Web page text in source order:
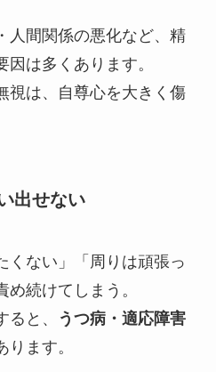
人間関係の悪化など、精
は多くあります。
視は、自尊心を大きく傷
出せない
くない」「周りは頑張っ
続けてしまう。
と、
うつ病・適応障害
ます。